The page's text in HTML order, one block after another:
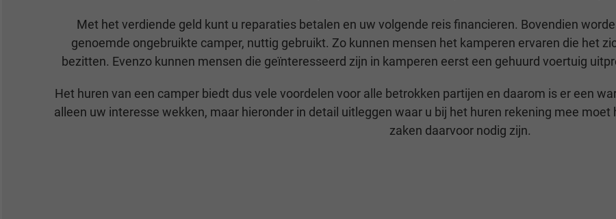
Met het verdiende geld kunt u reparaties betalen en uw volgende reis financieren. Bovendien
genoemde ongebruikte camper, nuttig gebruikt. Zo kunnen mensen het kamperen ervaren die het
bezitten. Evenzo kunnen mensen die geïnteresseerd zijn in kamperen eerst een gehuurd voertuig
Het huren van een camper biedt dus vele voordelen voor alle betrokken partijen en daarom is er een
alleen uw interesse wekken, maar hieronder in detail uitleggen waar u bij het huren rekening mee
zaken daarvoor nodig zijn.